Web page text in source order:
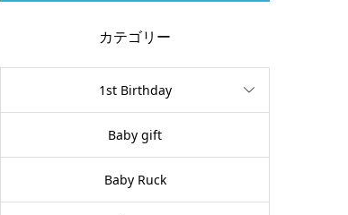
カテゴリー
1st Birthday
Baby gift
Baby Ruck